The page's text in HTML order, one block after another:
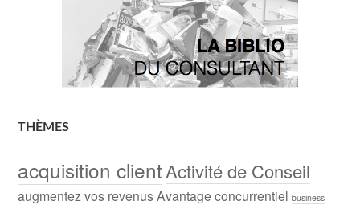
THÈMES
acquisition clientActivité de Conseil
augmentez vos revenusAvantage concurrentiel business